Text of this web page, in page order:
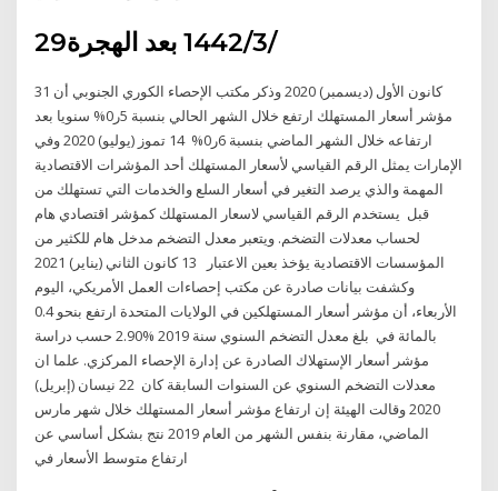
29‏‏/3‏‏/1442 بعد الهجرة
31 كانون الأول (ديسمبر) 2020 وذكر مكتب الإحصاء الكوري الجنوبي أن
مؤشر أسعار المستهلك ارتفع خلال الشهر الحالي بنسبة 5ر0% سنويا بعد
ارتفاعه خلال الشهر الماضي بنسبة 6ر0% 14 تموز (يوليو) 2020 وفي
الإمارات يمثل الرقم القياسي لأسعار المستهلك أحد المؤشرات الاقتصادية
المهمة والذي يرصد التغير في أسعار السلع والخدمات التي تستهلك من
قبل يستخدم الرقم القياسي لاسعار المستهلك كمؤشر اقتصادي هام
لحساب معدلات التضخم. ويتعبر معدل التضخم مدخل هام للكثير من
المؤسسات الاقتصادية يؤخذ بعين الاعتبار 13 كانون الثاني (يناير) 2021
وكشفت بيانات صادرة عن مكتب إحصاءات العمل الأمريكي، اليوم
الأربعاء، أن مؤشر أسعار المستهلكين في الولايات المتحدة ارتفع بنحو 0.4
بالمائة في بلغ معدل التضخم السنوي سنة 2019 %2.90 حسب دراسة
مؤشر أسعار الإستهلاك الصادرة عن إدارة الإحصاء المركزي. علما ان
معدلات التضخم السنوي عن السنوات السابقة كان 22 نيسان (إبريل)
2020 وقالت الهيئة إن ارتفاع مؤشر أسعار المستهلك خلال شهر مارس
الماضي، مقارنة بنفس الشهر من العام 2019 نتج بشكل أساسي عن